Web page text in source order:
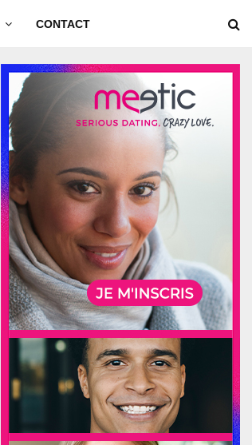
CONTACT